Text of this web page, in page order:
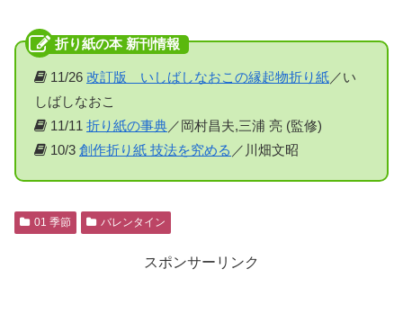
11/26 改訂版 いしばしなおこの縁起物折り紙／い
しばしなおこ
11/11 折り紙の事典／岡村昌夫,三浦 亮 (監修)
10/3 創作折り紙 技法を究める ／川畑文昭
01 季節 バレンタイン
スポンサーリンク